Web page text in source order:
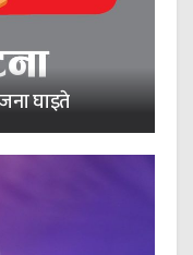
घाइते